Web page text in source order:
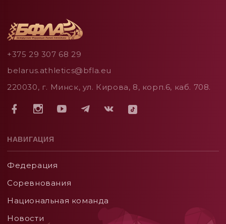
+375 29 307 68 29
belarus.athletics@bfla.eu
220030, г. Минск, ул. Кирова, 8, корп.6, каб. 708.
НАВИГАЦИЯ
Федерация
Соревнования
Национальная команда
Новости